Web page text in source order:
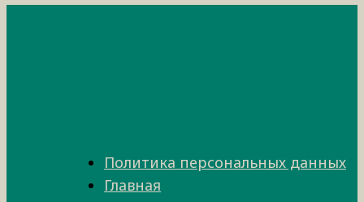
Политика персональных данных
Главная